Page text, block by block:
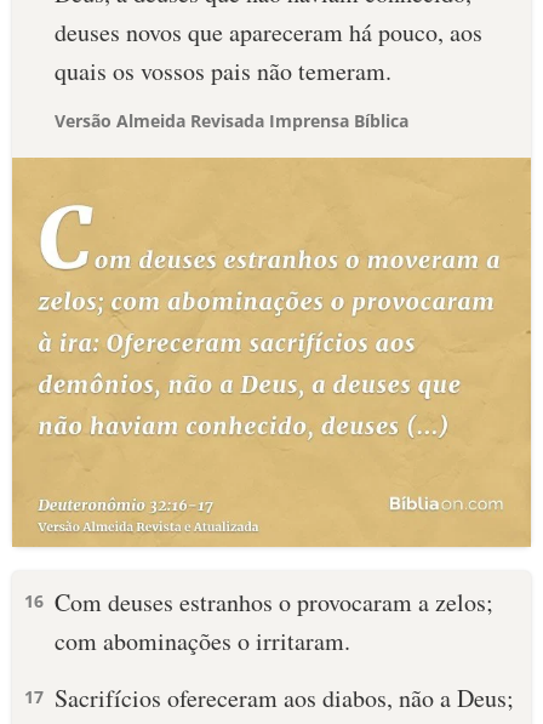
deuses novos que apareceram há pouco, aos
quais os vossos pais não temeram.
Versão Almeida Revisada Imprensa Bíblica
16 Com deuses estranhos o provocaram a zelos;
com abominações o irritaram.
17 Sacrifícios ofereceram aos diabos, não a Deus;